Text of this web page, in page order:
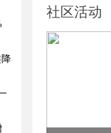
社区活动